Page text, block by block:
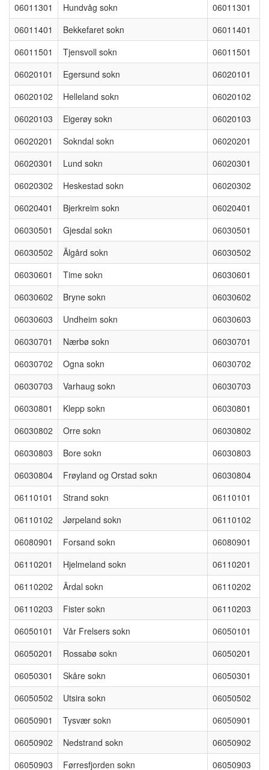
06011301
Hundvåg sokn
06011301
06011401
Bekkefaret sokn
06011401
06011501
Tjensvoll sokn
06011501
06020101
Egersund sokn
06020101
06020102
Helleland sokn
06020102
06020103
Eigerøy sokn
06020103
06020201
Sokndal sokn
06020201
06020301
Lund sokn
06020301
06020302
Heskestad sokn
06020302
06020401
Bjerkreim sokn
06020401
06030501
Gjesdal sokn
06030501
06030502
Ãlgård sokn
06030502
06030601
Time sokn
06030601
06030602
Bryne sokn
06030602
06030603
Undheim sokn
06030603
06030701
Nærbø sokn
06030701
06030702
Ogna sokn
06030702
06030703
Varhaug sokn
06030703
06030801
Klepp sokn
06030801
06030802
Orre sokn
06030802
06030803
Bore sokn
06030803
06030804
Frøyland og Orstad sokn
06030804
06110101
Strand sokn
06110101
06110102
Jørpeland sokn
06110102
06080901
Forsand sokn
06080901
06110201
Hjelmeland sokn
06110201
06110202
Ãrdal sokn
06110202
06110203
Fister sokn
06110203
06050101
Vår Frelsers sokn
06050101
06050201
Rossabø sokn
06050201
06050301
Skåre sokn
06050301
06050502
Utsira sokn
06050502
06050901
Tysvær sokn
06050901
06050902
Nedstrand sokn
06050902
06050903
Førresfjorden sokn 06050903